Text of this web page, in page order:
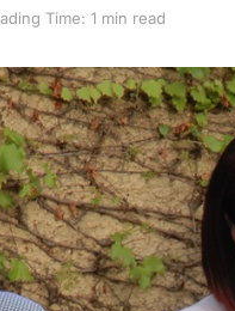
Time: 1 min read